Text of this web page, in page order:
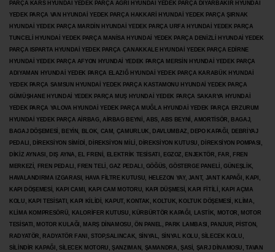
PARÇA KARS HYUNDAİ YEDEK PARÇA AĞRI HYUNDAİ YEDEK PARÇA DİYARBAKIR HYUNDAİ
YEDEK PARÇA VAN HYUNDAİ YEDEK PARÇA HAKKARİ HYUNDAİ YEDEK PARÇA ŞIRNAK
HYUNDAİ YEDEK PARÇA MARDİN HYUNDAİ YEDEK PARÇA URFA HYUNDAİ YEDEK PARÇA
TUNCELİ HYUNDAİ YEDEK PARÇA MANİSA HYUNDAİ YEDEK PARÇA DENİZLİ HYUNDAİ YEDEK
PARÇA ISPARTA HYUNDAİ YEDEK PARÇA ÇANAKKALE HYUNDAİ YEDEK PARÇA EDİRNE
HYUNDAİ YEDEK PARÇA AFYON HYUNDAİ YEDEK PARÇA MERSİN HYUNDAİ YEDEK PARÇA
ADIYAMAN HYUNDAİ YEDEK PARÇA ELAZIĞ HYUNDAİ YEDEK PARÇA KARABÜK HYUNDAİ
YEDEK PARÇA SAMSUN HYUNDAİ YEDEK PARÇA KASTAMONU HYUNDAİ YEDEK PARÇA
GÜMÜŞHANE HYUNDAİ YEDEK PARÇA MUŞ HYUNDAİ YEDEK PARÇA SAKARYA HYUNDAİ
YEDEK PARÇA YALOVA HYUNDAİ YEDEK PARÇA MUĞLA HYUNDAİ YEDEK PARÇA ERZURUM
HYUNDAİ YEDEK PARÇA AİRBAG, AİRBAG BEYNİ, ABS, ABS BEYNİ, AMORTİSÖR, BAGAJ,
BAGAJ DÖŞEMESİ, BEYİN, BLOK, CAM, ÇAMURLUK, DAVLUMBAZ, DEPO KAPAĞI, DEBRİYAJ
PEDALI, DİREKSİYON SİMİDİ, DİREKSİYON MİLİ, DİREKSİYON KUTUSU, DİREKSİYON POMPASI,
DİKİZ AYNASI, DIŞ AYNA, EL FRENİ, ELEKTRİK TESİSATI, EGZOZ, ENJEKTÖR, FAR, FREN
MERKEZİ, FREN PEDALI, FREN TELİ, GAZ PEDALI, GÖĞÜS, GÖSTERGE PANELİ, GÜNEŞLİK,
HAVALANDIRMA IZGARASI, HAVA FİLTRE KUTUSU, HELEZON YAY, JANT, JANT KAPAĞI, KAPI,
KAPI DÖŞEMESİ, KAPI CAMI, KAPI CAM MOTORU, KAPI DÜŞMESİ, KAPI FİTİLİ, KAPI AÇMA
KOLU, KAPI TESİSATI, KAPI KİLİDİ, KAPUT, KONTAK, KOLTUK, KOLTUK DÖŞEMESİ, KLİMA,
KLİMA KOMPRESÖRÜ, KALORİFER KUTUSU, KÜRBÜRTÖR KAPAĞI, LASTİK, MOTOR, MOTOR
TESİSATI, MOTOR KULAĞI, MARŞ DİNAMOSU, ÖN PANEL, PARK LAMBASI, PANJUR, PİSTON,
RADYATÖR, RADYATÖR FANI, STOP,SALINCAK, SİNYAL, SİNYAL KOLU, SİLECEK KOLU,
SİLİNDİR KAPAĞI, SİLECEK MOTORU, ŞANZIMAN, ŞAMANDRA, ŞASİ, ŞARJ DİNAMOSU, TAVAN